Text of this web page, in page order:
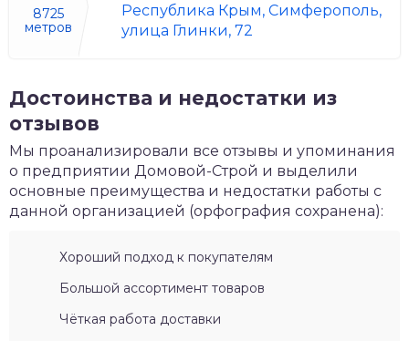
8725
метров
Республика Крым, Симферополь,
улица Глинки, 72
Достоинства и недостатки из
отзывов
Мы проанализировали все отзывы и упоминания
о предприятии Домовой-Строй и выделили
основные преимущества и недостатки работы с
данной организацией (орфография сохранена):
Хороший подход к покупателям
Большой ассортимент товаров
Чёткая работа доставки